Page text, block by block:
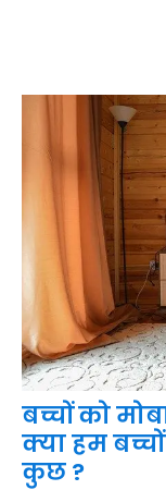
बच्चों को
क्या हम
कुछ ?